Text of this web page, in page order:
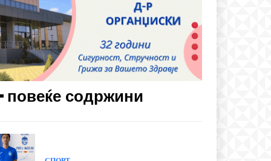
повеќе содржини